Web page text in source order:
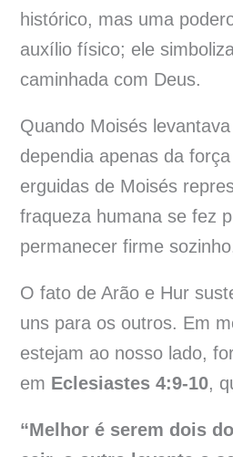
histórico, mas uma
auxílio físico; ele
caminhada com Deus.
Quando Moisés
dependia apenas da
erguidas de Moisés
fraqueza humana se fez
permanecer firme
O fato de Arão e Hur
uns para os outros. Em
estejam ao nosso lado,
em Eclesiastes 4:9-10,
“Melhor é serem dois